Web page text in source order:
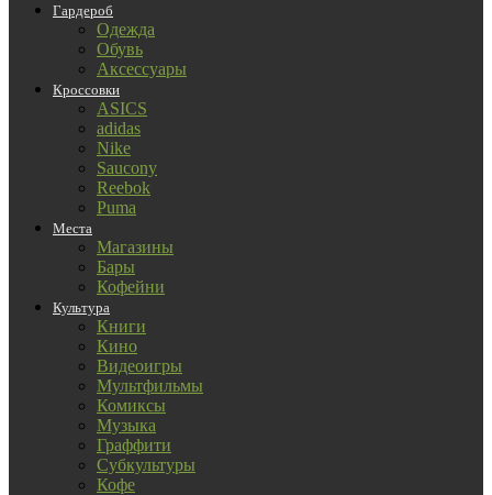
Гардероб
Одежда
Обувь
Аксессуары
Кроссовки
ASICS
adidas
Nike
Saucony
Reebok
Puma
Места
Магазины
Бары
Кофейни
Культура
Книги
Кино
Видеоигры
Мультфильмы
Комиксы
Музыка
Граффити
Субкультуры
Кофе